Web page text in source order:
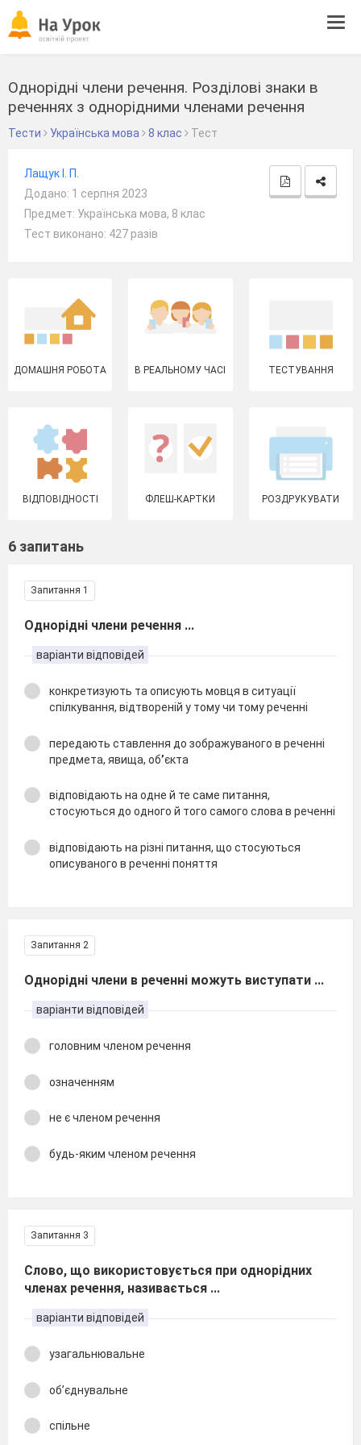
Однорідні члени речення. Розділові знаки в
реченнях з однорідними членами речення
Тести Українська мова 8 клас Тест
Лащук І. П.
Додано: 1 серпня 2023
Предмет: Українська мова, 8 клас
Тест виконано: 427 разів
ДОМАШНЯ РОБОТА В РЕАЛЬНОМУ ЧАСІ ТЕСТУВАННЯ
ВІДПОВІДНОСТІ ФЛЕШ-КАРТКИ РОЗДРУКУВАТИ
6 запитань
Запитання 1
Однорідні члени речення ...
варіанти відповідей
конкретизують та описують мовця в ситуації
спілкування, відтвореній у тому чи тому реченні
передають ставлення до зображуваного в реченні
предмета, явища, обʼєкта
відповідають на одне й те саме питання,
стосуються до одного й того самого слова в реченні
відповідають на різні питання, що стосуються
описуваного в реченні поняття
Запитання 2
Однорідні члени в реченні можуть виступати ...
варіанти відповідей
головним членом речення
означенням
не є членом речення
будь-яким членом речення
Запитання 3
Слово, що використовується при однорідних
членах речення, називається ...
варіанти відповідей
узагальнювальне
обʼєднувальне
спільне